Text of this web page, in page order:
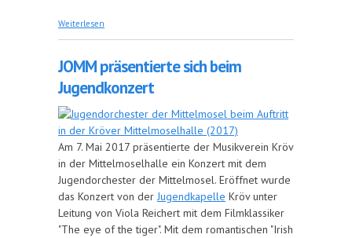
Weiterlesen
JOMM präsentierte sich beim
Jugendkonzert
Am 7. Mai 2017 präsentierte der Musikverein Kröv
in der Mittelmoselhalle ein Konzert mit dem
Jugendorchester der Mittelmosel. Eröffnet wurde
das Konzert von der Jugendkapelle Kröv unter
Leitung von Viola Reichert mit dem Filmklassiker
"The eye of the tiger". Mit dem romantischen "Irish